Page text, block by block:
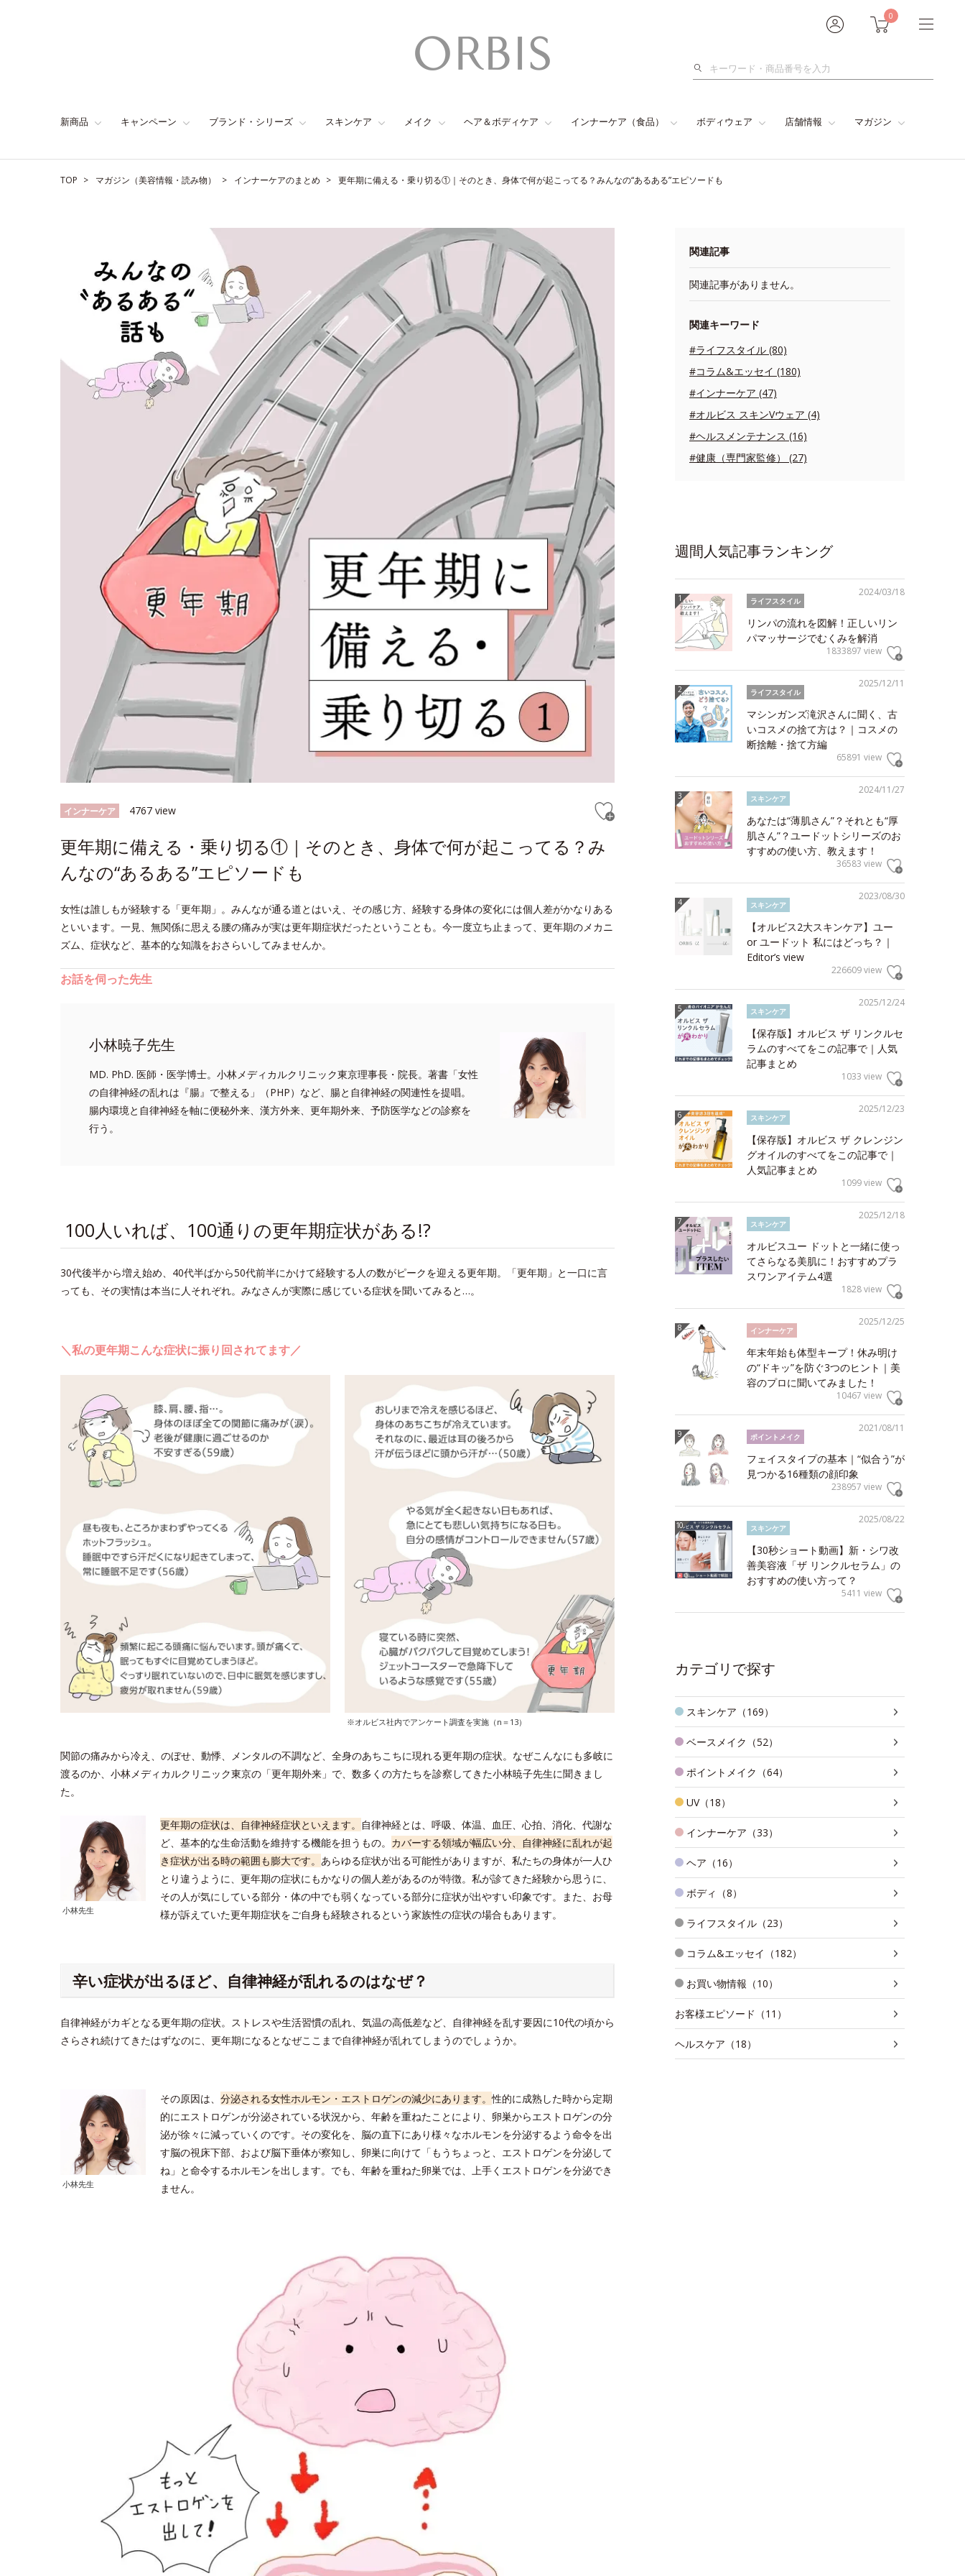
0
検
新商品 キャンペーン ブランド・シリーズ スキンケア メイク ヘア＆ボディケア インナーケア（食品） ボディウェア 店舗情報 マガジン
TOP マガジン（美容情報・読み物） インナーケアのまとめ 更年期に備える・乗り切る①｜そのとき、身体で何が起こってる？みんなの“あるある”エピソードも
インナーケア 4767 view
更年期に備える・乗り切る①｜そのとき、身体で何が起こってる？み
んなの“あるある”エピソードも
女性は誰しもが経験する「更年期」。みんなが通る道とはいえ、その感じ方、経験する身体の変化には個人差がかなりある
といいます。一見、無関係に思える腰の痛みが実は更年期症状だったということも。今一度立ち止まって、更年期のメカニ
ズム、症状など、基本的な知識をおさらいしてみませんか。
お話を伺った先生
小林暁子先生
MD. PhD. 医師・医学博士。小林メディカルクリニック東京理事長・院長。著書「女性
の自律神経の乱れは『腸』で整える」（PHP）など、腸と自律神経の関連性を提唱。
腸内環境と自律神経を軸に便秘外来、漢方外来、更年期外来、予防医学などの診察を
行う。
100人いれば、100通りの更年期症状がある!?
30代後半から増え始め、40代半ばから50代前半にかけて経験する人の数がピークを迎える更年期。「更年期」と一口に言
っても、その実情は本当に人それぞれ。みなさんが実際に感じている症状を聞いてみると…。
＼私の更年期こんな症状に振り回されてます／
※オルビス社内でアンケート調査を実施（n＝13）
関節の痛みから冷え、のぼせ、動悸、メンタルの不調など、全身のあちこちに現れる更年期の症状。なぜこんなにも多岐に
渡るのか、小林メディカルクリニック東京の「更年期外来」で、数多くの方たちを診察してきた小林暁子先生に聞きまし
た。
小林先生
更年期の症状は、自律神経症状といえます。 自律神経とは、呼吸、体温、血圧、心拍、消化、代謝な
ど、基本的な生命活動を維持する機能を担うもの。 カバーする領域が幅広い分、自律神経に乱れが起
き症状が出る時の範囲も膨大です。 あらゆる症状が出る可能性がありますが、私たちの身体が一人ひ
とり違うように、更年期の症状にもかなりの個人差があるのが特徴。私が診てきた経験から思うに、
その人が気にしている部分・体の中でも弱くなっている部分に症状が出やすい印象です。また、お母
様が訴えていた更年期症状をご自身も経験されるという家族性の症状の場合もあります。
辛い症状が出るほど、自律神経が乱れるのはなぜ？
自律神経がカギとなる更年期の症状。ストレスや生活習慣の乱れ、気温の高低差など、自律神経を乱す要因に10代の頃から
さらされ続けてきたはずなのに、更年期になるとなぜここまで自律神経が乱れてしまうのでしょうか。
小林先生
その原因は、 分泌される女性ホルモン・エストロゲンの減少にあります。性的に成熟した時から定期
的にエストロゲンが分泌されている状況から、年齢を重ねたことにより、卵巣からエストロゲンの分
泌が徐々に減っていくのです。その変化を、脳の直下にあり様々なホルモンを分泌するよう命令を出
す脳の視床下部、および脳下垂体が察知し、卵巣に向けて「もうちょっと、エストロゲンを分泌して
ね」と命令するホルモンを出します。でも、年齢を重ねた卵巣では、上手くエストロゲンを分泌でき
ません。
関連記事
関連記事がありません。
関連キーワード
#ライフスタイル (80)
#コラム&エッセイ (180)
#インナーケア (47)
#オルビス スキンVウェア (4)
#ヘルスメンテナンス (16)
#健康（専門家監修） (27)
週間人気記事ランキング
2024/03/18
ライフスタイル
リンパの流れを図解！正しいリン
パマッサージでむくみを解消
1833897 view
2025/12/11
ライフスタイル
マシンガンズ滝沢さんに聞く、古
いコスメの捨て方は？｜コスメの
断捨離・捨て方編
65891 view
2024/11/27
スキンケア
あなたは“薄肌さん”？それとも“厚
肌さん”？ユードットシリーズのお
すすめの使い方、教えます！
36583 view
2023/08/30
スキンケア
【オルビス2大スキンケア】ユー
or ユードット 私にはどっち？｜
Editor’s view
226609 view
2025/12/24
スキンケア
【保存版】オルビス ザ リンクルセ
ラムのすべてをこの記事で｜人気
記事まとめ
1033 view
2025/12/23
スキンケア
【保存版】オルビス ザ クレンジン
グオイルのすべてをこの記事で｜
人気記事まとめ
1099 view
2025/12/18
スキンケア
オルビスユー ドットと一緒に使っ
てさらなる美肌に！おすすめプラ
スワンアイテム4選
1828 view
2025/12/25
インナーケア
年末年始も体型キープ！休み明け
の“ドキッ”を防ぐ3つのヒント｜美
容のプロに聞いてみました！
10467 view
2021/08/11
ポイントメイク
フェイスタイプの基本｜“似合う”が
見つかる16種類の顔印象
238957 view
2025/08/22
スキンケア
【30秒ショート動画】新・シワ改
善美容液「ザ リンクルセラム」の
おすすめの使い方って？
5411 view
カテゴリで探す
スキンケア（169）
ベースメイク（52）
ポイントメイク（64）
UV（18）
インナーケア（33）
ヘア（16）
ボディ（8）
ライフスタイル（23）
コラム&エッセイ（182）
お買い物情報（10）
お客様エピソード（11）
ヘルスケア（18）